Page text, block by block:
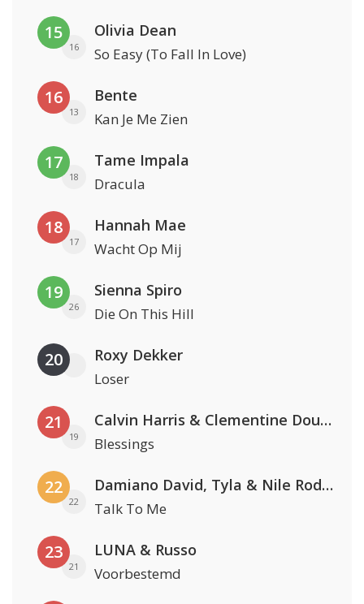
15
16
Olivia Dean
So Easy (To Fall In Love)
16
13
Bente
Kan Je Me Zien
17
18
Tame Impala
Dracula
18
17
Hannah Mae
Wacht Op Mij
19
26
Sienna Spiro
Die On This Hill
20 Roxy Dekker
Loser
21
19
Calvin Harris & Clementine Douglas
Blessings
22
22
Damiano David, Tyla & Nile Rodgers
Talk To Me
23
21
LUNA & Russo
Voorbestemd